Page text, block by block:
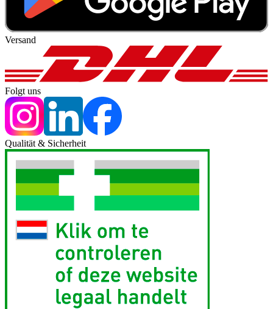
Versand
Folgt uns
Qualität & Sicherheit